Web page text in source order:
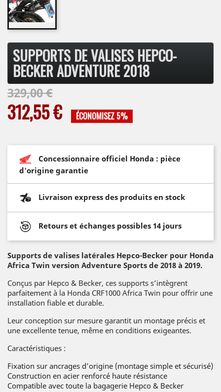
SUPPORTS DE VALISES HEPCO-
BECKER ADVENTURE 2018
329,00 €
312,55 € ÉCONOMISEZ 5%
Concessionnaire officiel Honda : pièce
d'origine garantie
Livraison express des produits en stock
Retours et échanges possibles 14 jours
Supports de valises latérales Hepco-Becker pour Honda
Africa Twin version Adventure Sports de 2018 à 2019.
Conçus par Hepco & Becker, ces supports s’intègrent
parfaitement à la Honda CRF1000 Africa Twin pour offrir une
installation fiable et durable.
Leur conception sur mesure garantit un montage précis et
une excellente tenue, même en conditions exigeantes.
Caractéristiques :
Fixation sur ancrages d’origine (montage simple et sécurisé)
Construction en acier renforcé haute résistance
Compatible avec toute la bagagerie Hepco & Becker